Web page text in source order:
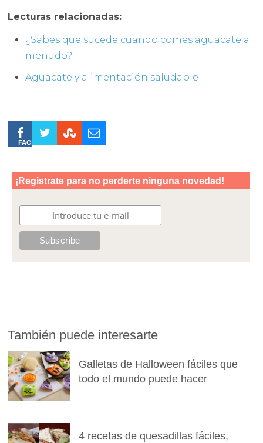
Lecturas relacionadas:
¿Sabes que sucede cuando comes aguacate a
menudo?
Aguacate y alimentación saludable
FACEBOOK
También puede interesarte
Galletas de Halloween fáciles que
todo el mundo puede hacer
4 recetas de quesadillas fáciles,